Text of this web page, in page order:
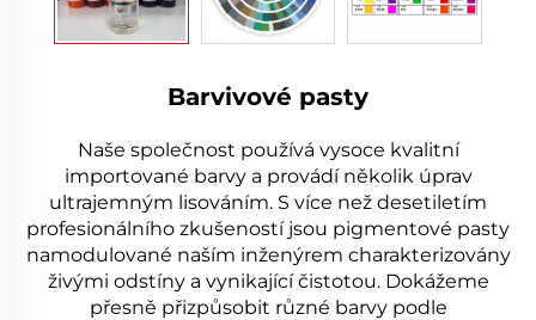
Barvivové pasty
Naše společnost používá vysoce kvalitní
importované barvy a provádí několik úprav
ultrajemným lisováním. S více než desetiletím
profesionálního zkušeností jsou pigmentové pasty
namodulované naším inženýrem charakterizovány
živými odstíny a vynikající čistotou. Dokážeme
přesně přizpůsobit různé barvy podle